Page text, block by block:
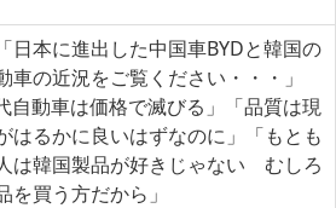
日本に進出した中国車BYDと韓国の
車の近況をご覧ください・・・」
自動車は価格で滅びる」「品質は現
はるかに良いはずなのに」「もとも
は韓国製品が好きじゃない むしろ
を買う方だから」